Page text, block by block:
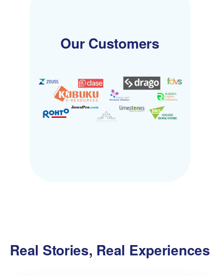
Our Customers
Real Stories, Real Experiences